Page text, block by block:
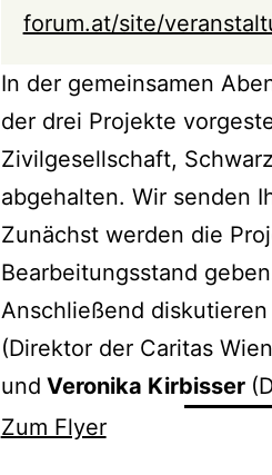
forum.at/site/
In der gemeinsamen
der drei Projekte
Zivilgesellschaft,
abgehalten. Wir senden
Zunächst werden die
Bearbeitungsstand
Anschließend diskutieren
(Direktor der Caritas
und Veronika Kirbisser
Zum Flyer